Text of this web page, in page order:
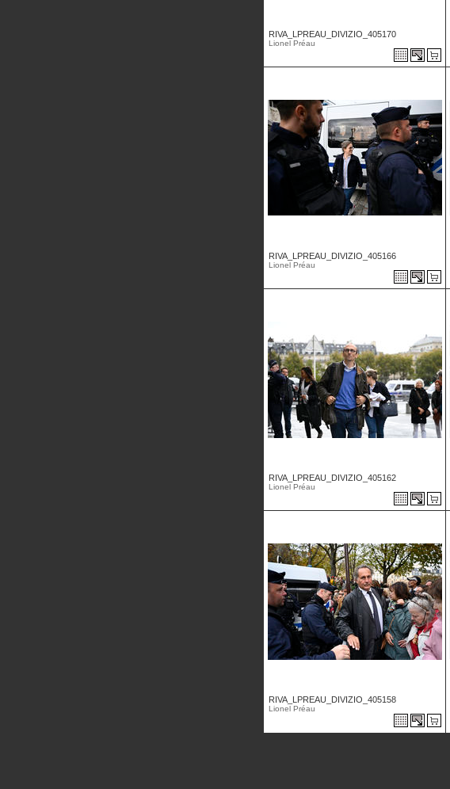
RIVA_LPREAU_DIVIZIO_405170
Lionel Préau
RIVA_LPREAU_DIVIZIO_405166
Lionel Préau
RIVA_LPREAU_DIVIZIO_405162
Lionel Préau
RIVA_LPREAU_DIVIZIO_405158
Lionel Préau